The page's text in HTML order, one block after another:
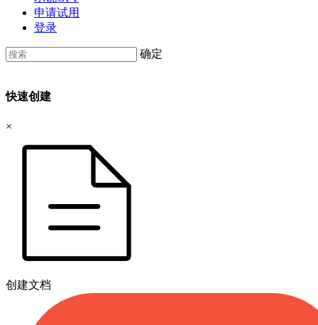
申请试用
登录
确定
快速创建
×
创建文档